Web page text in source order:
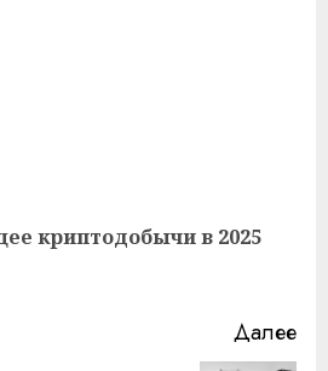
криптодобычи в 2025
Далее